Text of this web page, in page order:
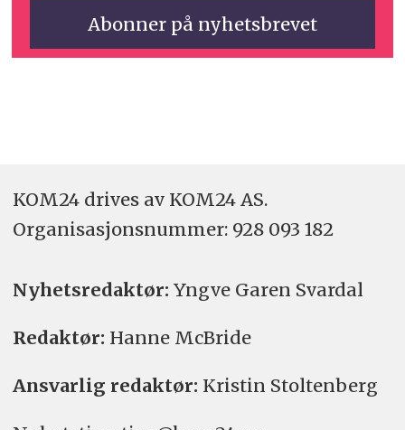
KOM24 drives av KOM24 AS.
Organisasjons­nummer: 928 093 182
Nyhetsredaktør: Yngve Garen Svardal
Redaktør: Hanne McBride
Ansvarlig redaktør: Kristin Stoltenberg